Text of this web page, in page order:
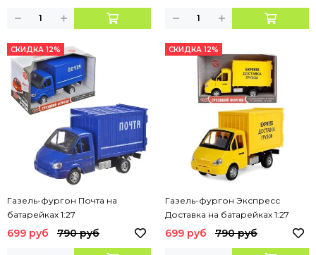
СКИДКА 12%
Газель-фургон Почта на
батарейках 1:27
699 руб 790 руб
СКИДКА 12%
Газель-фургон Экспресс
Доставка на батарейках 1:27
699 руб 790 руб